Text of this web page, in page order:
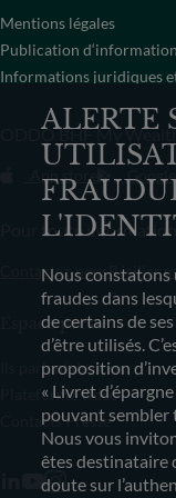
ALERTE
Nous constatons
fraudes dans
de certains de
d’être utilisés.
proposition
« Livret
pouvant sembler
Nous vous
êtes destinataire
doute sur
Mentions légales
Publication
Informations juridiques
ODDO BHF My
App store
Pour toute information
Contactez-nousRésilier
Espace presse
Ils parlent de nous
Plateforme vidéo
Contacts Presse